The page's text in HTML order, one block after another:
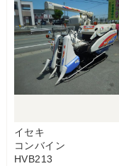
イセキ
コンバイン
HVB213